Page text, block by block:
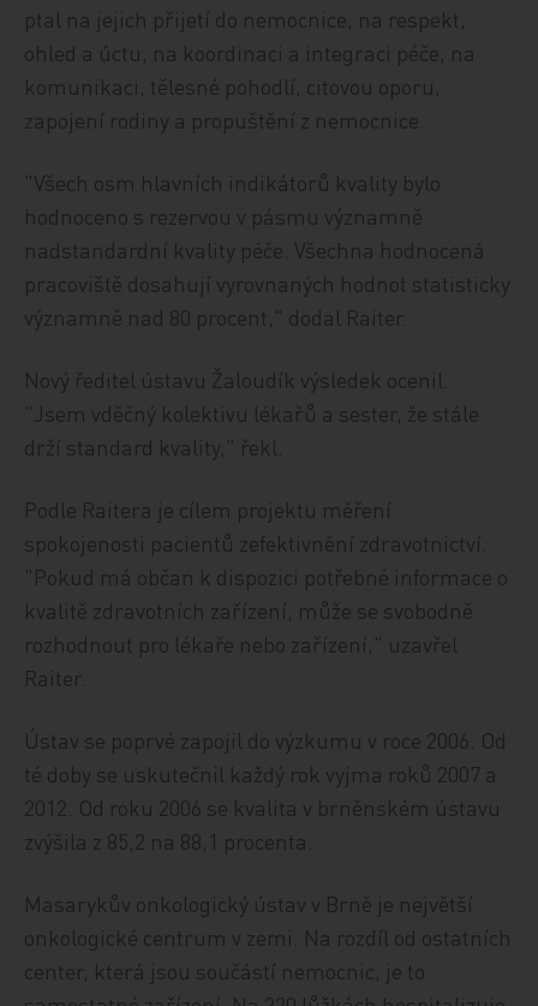
ptal na jejich přijetí do nemocnice, na respekt,
ohled a úctu, na koordinaci a integraci péče, na
komunikaci, tělesné pohodlí, citovou oporu,
zapojení rodiny a propuštění z nemocnice.
"Všech osm hlavních indikátorů kvality bylo
hodnoceno s rezervou v pásmu významně
nadstandardní kvality péče. Všechna hodnocená
pracoviště dosahují vyrovnaných hodnot statisticky
významně nad 80 procent," dodal Raiter.
Nový ředitel ústavu Žaloudík výsledek ocenil.
"Jsem vděčný kolektivu lékařů a sester, že stále
drží standard kvality," řekl.
Podle Raitera je cílem projektu měření
spokojenosti pacientů zefektivnění zdravotnictví.
"Pokud má občan k dispozici potřebné informace o
kvalitě zdravotních zařízení, může se svobodně
rozhodnout pro lékaře nebo zařízení," uzavřel
Raiter.
Ústav se poprvé zapojil do výzkumu v roce 2006. Od
té doby se uskutečnil každý rok vyjma roků 2007 a
2012. Od roku 2006 se kvalita v brněnském ústavu
zvýšila z 85,2 na 88,1 procenta.
Masarykův onkologický ústav v Brně je největší
onkologické centrum v zemi. Na rozdíl od ostatních
center, která jsou součástí nemocnic, je to